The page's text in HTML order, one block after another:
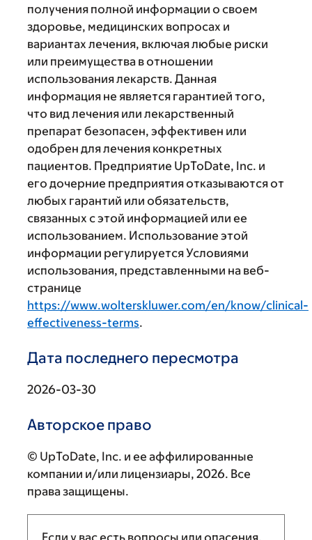
получения полной информации о своем
здоровье, медицинских вопросах и
вариантах лечения, включая любые риски
или преимущества в отношении
использования лекарств. Данная
информация не является гарантией того,
что вид лечения или лекарственный
препарат безопасен, эффективен или
одобрен для лечения конкретных
пациентов. Предприятие UpToDate, Inc. и
его дочерние предприятия отказываются от
любых гарантий или обязательств,
связанных с этой информацией или ее
использованием. Использование этой
информации регулируется Условиями
использования, представленными на веб-
странице
https://www.wolterskluwer.com/en/know/clinical-
effectiveness-terms.
Дата последнего пересмотра
2026-03-30
Авторское право
© UpToDate, Inc. и ее аффилированные
компании и/или лицензиары, 2026. Все
права защищены.
Если у вас есть вопросы или опасения,